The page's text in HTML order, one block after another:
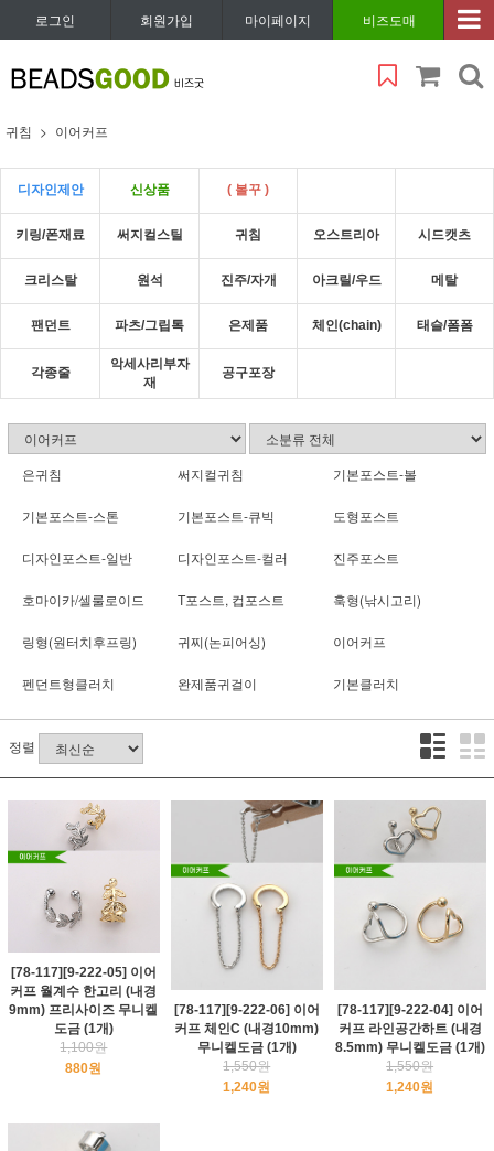
로그인 회원가입 마이페이지 비즈도매
귀침 이어커프
디자인제안 신상품 ( 볼꾸 )
키링/폰재료 써지컬스틸 귀침 오스트리아 시드캣츠
크리스탈 원석 진주/자개 아크릴/우드 메탈
팬던트 파츠/그립톡 은제품 체인(chain) 태슬/폼폼
각종줄
악세사리부자
재
공구포장
은귀침 써지컬귀침 기본포스트-볼
기본포스트-스톤 기본포스트-큐빅 도형포스트
디자인포스트-일반 디자인포스트-컬러 진주포스트
호마이카/셀룰로이드 T포스트, 컵포스트 훅형(낚시고리)
링형(원터치후프링) 귀찌(논피어싱) 이어커프
펜던트형클러치 완제품귀걸이 기본클러치
정렬
[78-117][9-222-05] 이어
커프 월계수 한고리 (내경
9mm) 프리사이즈 무니켈
도금 (1개)
1,100원
880원
[78-117][9-222-06] 이어
커프 체인C (내경10mm)
무니켈도금 (1개)
1,550원
1,240원
[78-117][9-222-04] 이어
커프 라인공간하트 (내경
8.5mm) 무니켈도금 (1개)
1,550원
1,240원